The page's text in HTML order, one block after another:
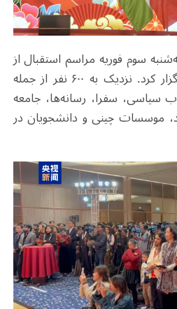
سوم فوریه مراسم استقبال از
عید بهار را در دهلی نو برگزار کرد. نزدیک به ۶۰۰ نفر از جمله
سیاسی، سفرا، رسانه‌ها، جامعه
موسسات چینی و دانشجویان در